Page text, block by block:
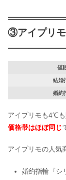
③アイプリ
値
結婚
婚約
アイプリモも4℃
価格帯はほぼ同じ
アイプリモの人気
婚約指輪『シ